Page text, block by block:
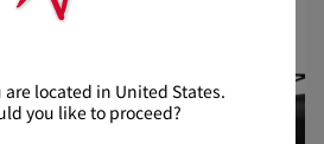
不良、決済確認等により発送が遅延す
下記よりご確認くださいませ。
are located in United States.
you like to proceed?